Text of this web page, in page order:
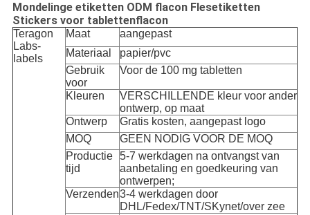
Mondelinge etiketten ODM flacon Flesetiketten
Stickers voor tablettenflacon
Teragon
Labs-
labels
Maat
aangepast
Materiaal
papier/pvc
Gebruik
voor
Voor de 100 mg tabletten
Kleuren
VERSCHILLENDE kleur voor ander
ontwerp, op maat
Ontwerp
Gratis kosten, aangepast logo
MOQ
GEEN NODIG VOOR DE MOQ
Productie
tijd
5-7 werkdagen na ontvangst van
aanbetaling en goedkeuring van
ontwerpen;
Verzenden3-4 werkdagen door
DHL/Fedex/TNT/SKynet/over zee